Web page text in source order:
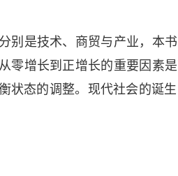
没出教室，就看到门口站着
准备干第三架，高年级的
只讲一句话，你除非跟我道
不就没事了嘛！然后就走了
本书里就有两个重要的思想
格局。
别是技术、商贸与产业，本
零增长到正增长的重要因素
状态的调整。现代社会的诞